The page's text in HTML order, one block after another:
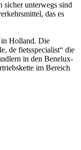
sicher unterwegs sind
das es
in Holland. Die
de fietsspecialist“ die
in den Benelux-
im Bereich